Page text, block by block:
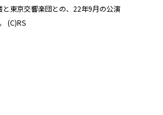
東京交響楽団との、22年9月の公演
(C)RS